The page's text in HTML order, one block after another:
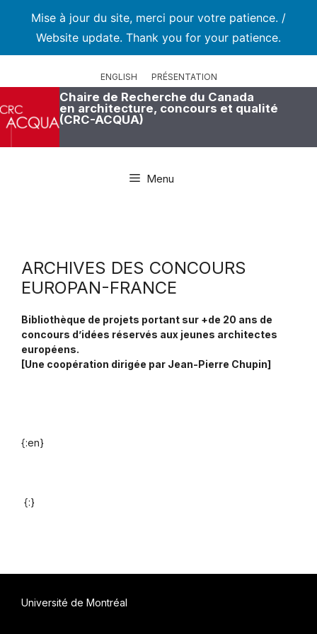
Mise à jour du site, merci pour votre patience. /
Website update. Thank you for your patience.
ENGLISH PRÉSENTATION
Chaire de Recherche du Canada
en architecture, concours et qualité
(CRC-ACQUA)
Menu
ARCHIVES DES CONCOURS
EUROPAN-FRANCE
Bibliothèque de projets portant sur +de 20 ans de
concours d’idées réservés aux jeunes architectes
européens.
[Une coopération dirigée par Jean-Pierre Chupin]
{:en}
{:}
Université de Montréal